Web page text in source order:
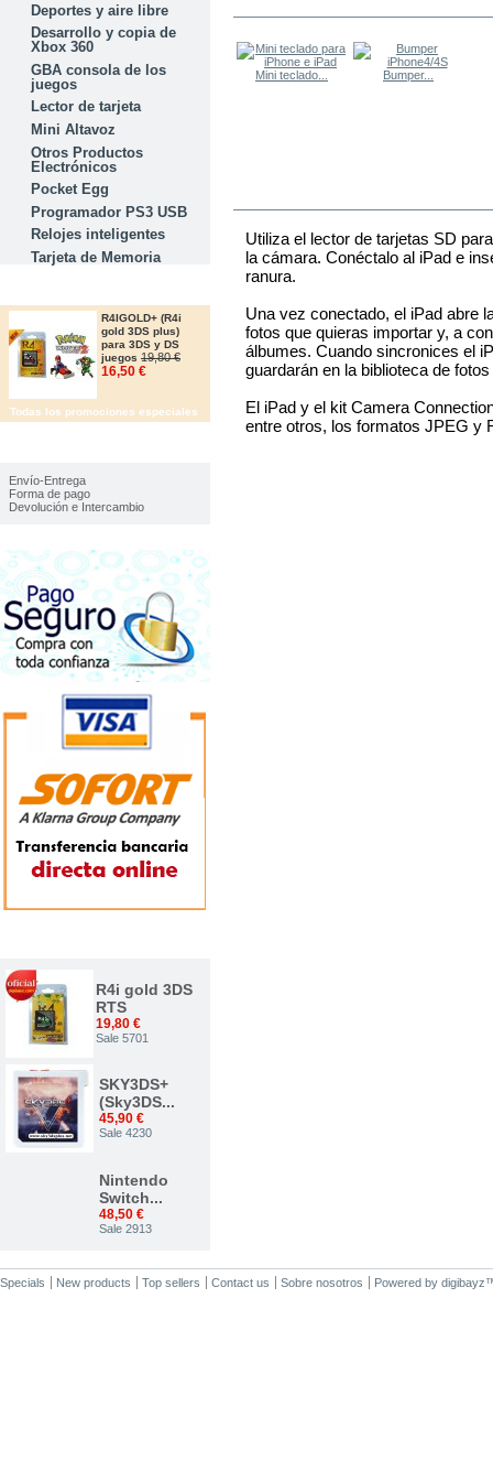
Deportes y aire libre
Desarrollo y copia de
Xbox 360
GBA consola de los
juegos
Lector de tarjeta
Mini Altavoz
Otros Productos
Electrónicos
Pocket Egg
Programador PS3 USB
Relojes inteligentes
Tarjeta de Memoria
R4IGOLD+ (R4i
gold 3DS plus)
para 3DS y DS
juegos 19,80 €
16,50 €
Todas los promociones especiales
Envío-Entrega
Forma de pago
Devolución e Intercambio
R4i gold 3DS
RTS
19,80 €
Sale 5701
SKY3DS+
(Sky3DS...
45,90 €
Sale 4230
Nintendo
Switch...
48,50 €
Sale 2913
Nuevo...
34,00 €
Mini teclado... Bumper...
Utiliza el lector de tarjetas SD
la cámara. Conéctalo al iPad e
ranura.
Una vez conectado, el iPad abre
fotos que quieras importar y, a
álbumes. Cuando sincronices el
guardarán en la biblioteca de
El iPad y el kit Camera
entre otros, los formatos JPEG y
Specials New products Top sellers Contact us Sobre nosotros Powered by digibayz